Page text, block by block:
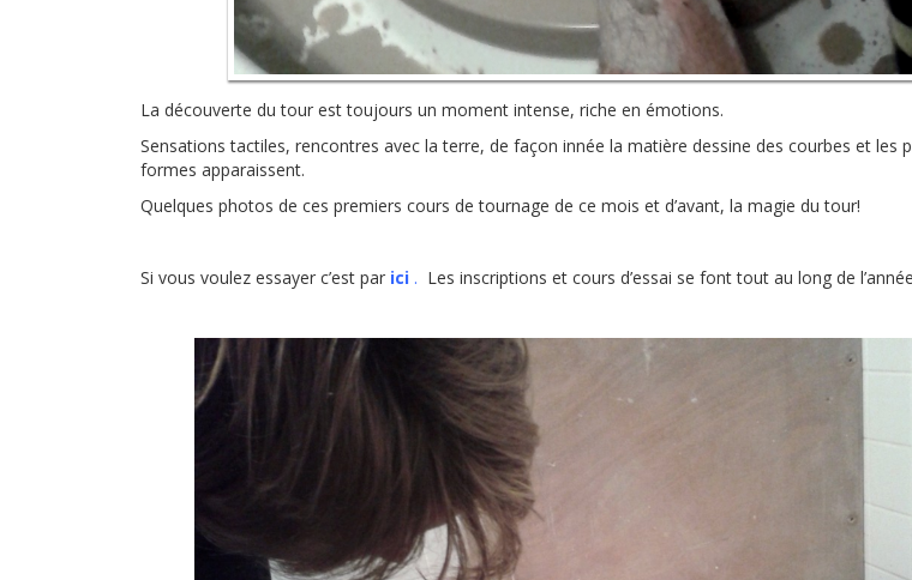
La découverte du tour est toujours un moment intense, riche en émotions.
Sensations tactiles, rencontres avec la terre, de façon innée la matière dessine des courbes et les
formes apparaissent.
Quelques photos de ces premiers cours de tournage de ce mois et d’avant, la magie du tour!
Si vous voulez essayer c’est par ici . Les inscriptions et cours d’essai se font tout au long de